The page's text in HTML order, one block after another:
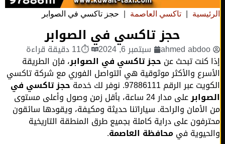
| تاكسي العاصمة | حجز تاكسي في الصوابر
حجز تاكسي في الصوابر
ahmed abdoo سبتمبر 6, 2024 ⏱11 دقيقة قراءة
كنت تبحث عنحجز تاكسي في الصوابر، فإن الطريقة
والأكثر موثوقية هي التواصل الفوري مع شركة تاكسي
الرقم 97886111. نوفر لك خدمة حجز تاكسي في
على مدار 24 ساعة، بأقل زمن وصول وأعلى مستوى
والراحة. سياراتنا حديثة ومكيفة، ويقودها سائقون
على دراية كاملة بجميع طرق المنطقة التاريخية
في محافظة العاصمة.